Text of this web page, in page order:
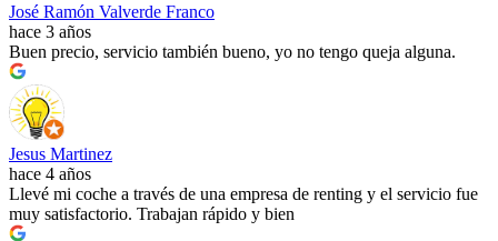
José Ramón Valverde Franco
hace 3 años
Buen precio, servicio también bueno, yo no tengo queja alguna.
Jesus Martinez
hace 4 años
Llevé mi coche a través de una empresa de renting y el servicio fue
muy satisfactorio. Trabajan rápido y bien